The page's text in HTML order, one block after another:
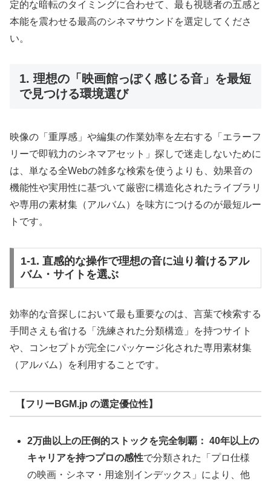
定的な暗転のタイミングに合わせて、最も視聴者の五感と
本能を震わせる最高のシネマサウンドを選定してくださ
い。
1. 理想の「映画館っぽく感じる音」を最短
で見つける環境選び
映像の「重厚感」や編集の作業効率を左右する「エラーフ
リーで即戦力のシネマアセット」探しで迷走しないために
は、単なる全Webの雑多な検索を使うよりも、効果音の
機能性や実用性に基づいて厳密に構造化されたライブラリ
や専用の素材集（アルバム）を味方につけるのが最短ルー
トです。
1-1. 直感的な操作で理想の音に辿り着けるアル
バム・サイトを選ぶ
効率的な音探しにおいて最も重要なのは、言葉で検索する
手間さえも省ける「洗練された分類構造」を持つサイト
や、コンセプトが完全にパッケージ化された専用素材集
（アルバム）を利用することです。
【フリーBGM.jp の選定優位性】
2万曲以上の圧倒的ストックを完全制覇： 40年以上の
キャリアを持つプロの感性で分類された「プロ仕様
の映画・シネマ・用途別インデックス」により、他